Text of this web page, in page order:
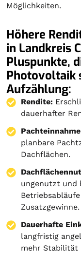
Möglichkeiten.
Höhere
in Landkreis
Pluspunkte,
Photovoltaik
Aufzählung:
Rendite:
dauerhafter
planbare
Dachflächen.
ungenutzt und
Zusatzgewinne.
Dauerhafte
langfristig
mehr Stabilität